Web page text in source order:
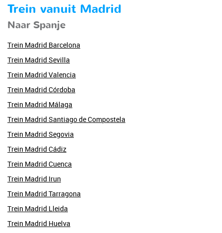
Trein vanuit Madrid
Naar Spanje
Trein Madrid Barcelona
Trein Madrid Sevilla
Trein Madrid Valencia
Trein Madrid Córdoba
Trein Madrid Málaga
Trein Madrid Santiago de Compostela
Trein Madrid Segovia
Trein Madrid Cádiz
Trein Madrid Cuenca
Trein Madrid Irun
Trein Madrid Tarragona
Trein Madrid Lleida
Trein Madrid Huelva